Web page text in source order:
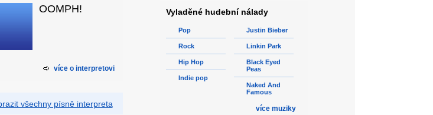
OOMPH!
více o interpretovi
všechny písně interpreta
Vyladěné hudební nálady
Pop
Rock
Hip Hop
Indie pop
Justin Bieber
Linkin Park
Black Eyed
Peas
Naked And
Famous
více muziky